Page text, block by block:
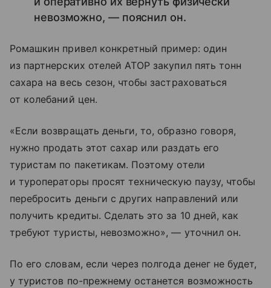
невозможно, — пояснил он.
Ромашкин привел конкретный пример: один
из партнерских отелей АТОР закупил пять тонн
сахара на весь сезон, чтобы застраховаться
от колебаний цен.
«Если возвращать деньги, то, образно говоря,
нужно продать этот сахар или раздать его
туристам по пакетикам. Поэтому отели
и туроператоры просят техническую паузу, чтобы
перебросить деньги с других направлений или
получить кредиты. Сделать это за 10 дней, как
требуют туристы, невозможно», — уточнил он.
По его словам, если через полгода денег не будет,
у туристов по-прежнему останется возможность